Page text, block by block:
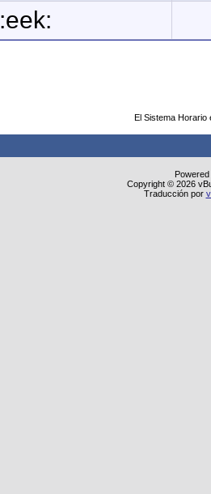
:eek:
El Sistema
Copyright © 2026
Traducción por